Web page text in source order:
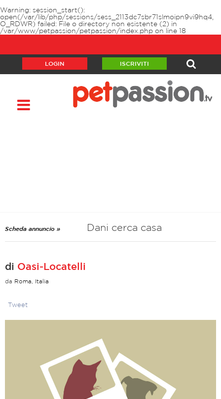
Warning: session_start():
open(/var/lib/php/sessions/sess_2113dc7sbr71slmoipn9vi9hq4,
O_RDWR) failed: File o directory non esistente (2) in
/var/www/petpassion/petpassion/index.php on line 18
LOGIN ISCRIVITI
Scheda annuncio » Dani cerca casa
di Oasi-Locatelli
da Roma, Italia
Tweet